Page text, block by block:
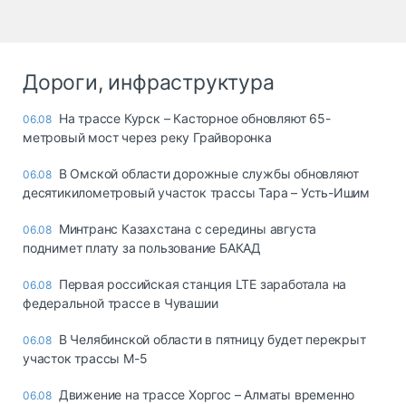
Дороги, инфраструктура
06.08 На трассе Курск – Касторное обновляют 65-
метровый мост через реку Грайворонка
06.08 В Омской области дорожные службы обновляют
десятикилометровый участок трассы Тара – Усть-Ишим
06.08 Минтранс Казахстана с середины августа
поднимет плату за пользование БАКАД
06.08 Первая российская станция LTE заработала на
федеральной трассе в Чувашии
06.08 В Челябинской области в пятницу будет перекрыт
участок трассы М-5
06.08 Движение на трассе Хоргос – Алматы временно